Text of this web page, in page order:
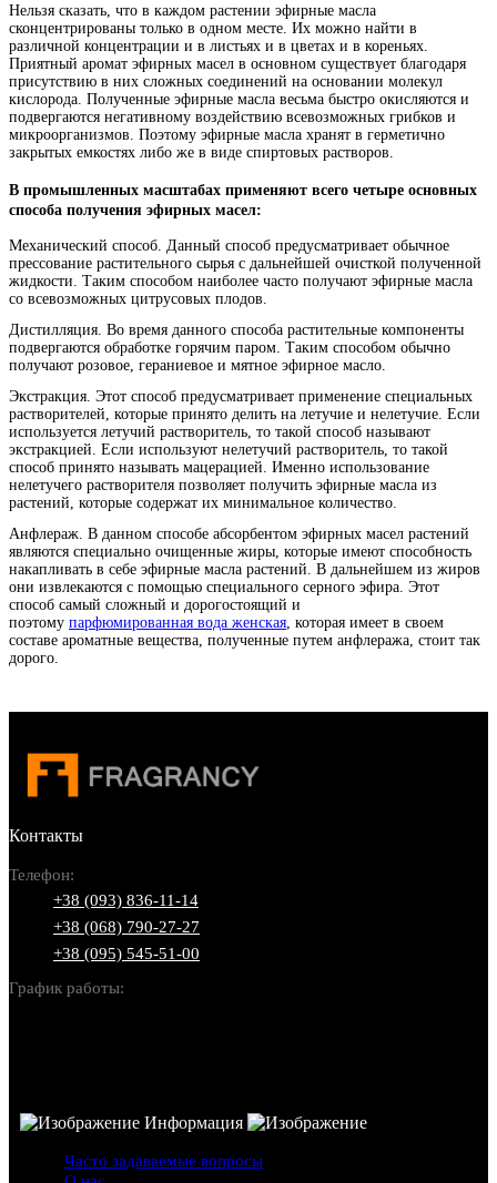
Нельзя сказать, что в каждом растении эфирные масла
сконцентрированы только в одном месте. Их можно найти в
различной концентрации и в листьях и в цветах и в кореньях.
Приятный аромат эфирных масел в основном существует благодаря
присутствию в них сложных соединений на основании молекул
кислорода. Полученные эфирные масла весьма быстро окисляются и
подвергаются негативному воздействию всевозможных грибков и
микроорганизмов. Поэтому эфирные масла хранят в герметично
закрытых емкостях либо же в виде спиртовых растворов.
В промышленных масштабах применяют всего четыре основных
способа получения эфирных масел:
Механический способ. Данный способ предусматривает обычное
прессование растительного сырья с дальнейшей очисткой полученной
жидкости. Таким способом наиболее часто получают эфирные масла
со всевозможных цитрусовых плодов.
Дистилляция. Во время данного способа растительные компоненты
подвергаются обработке горячим паром. Таким способом обычно
получают розовое, гераниевое и мятное эфирное масло.
Экстракция. Этот способ предусматривает применение специальных
растворителей, которые принято делить на летучие и нелетучие. Если
используется летучий растворитель, то такой способ называют
экстракцией. Если используют нелетучий растворитель, то такой
способ принято называть мацерацией. Именно использование
нелетучего растворителя позволяет получить эфирные масла из
растений, которые содержат их минимальное количество.
Анфлераж. В данном способе абсорбентом эфирных масел растений
являются специально очищенные жиры, которые имеют способность
накапливать в себе эфирные масла растений. В дальнейшем из жиров
они извлекаются с помощью специального серного эфира. Этот
способ самый сложный и дорогостоящий и
поэтому парфюмированная вода женская, которая имеет в своем
составе ароматные вещества, полученные путем анфлеража, стоит так
дорого.
Контакты
Телефон:
+38 (093) 836-11-14
+38 (068) 790-27-27
+38 (095) 545-51-00
График работы:
Информация
Часто задаваемые вопросы